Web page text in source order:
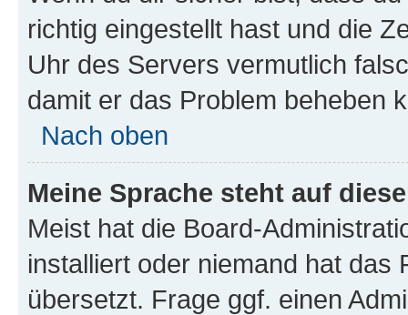
richtig eingestellt hast und die
Uhr des Servers vermutlich
damit er das Problem beheben
Nach oben
Meine Sprache steht auf
Meist hat die Board-
installiert oder niemand hat das
übersetzt. Frage ggf. einen